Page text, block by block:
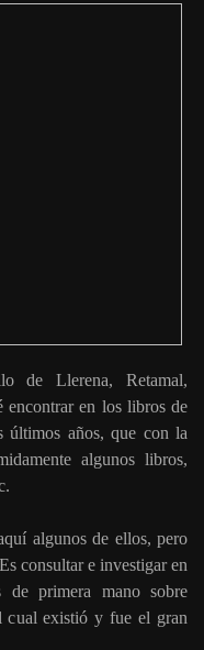
de Llerena, Retamal,
encontrar en los libros de
últimos años, que con la
algunos libros,
algunos de ellos, pero
consultar e investigar en
de primera mano sobre
cual existió y fue el gran